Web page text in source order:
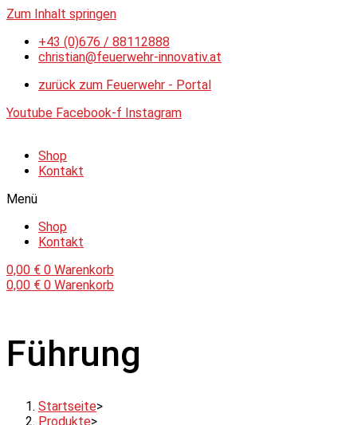
Zum Inhalt springen
+43 (0)676 / 88112888
christian@feuerwehr-innovativ.at
zurück zum Feuerwehr - Portal
Youtube Facebook-f Instagram
Shop
Kontakt
Menü
Shop
Kontakt
0,00 € 0 Warenkorb
0,00 € 0 Warenkorb
Führung
Startseite>
Produkte>